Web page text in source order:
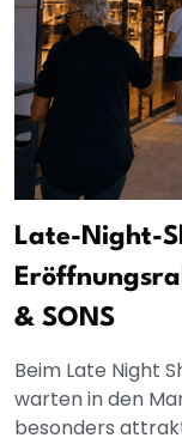
Late-Night-
& SONS
Beim Late Night
warten in den
besonders